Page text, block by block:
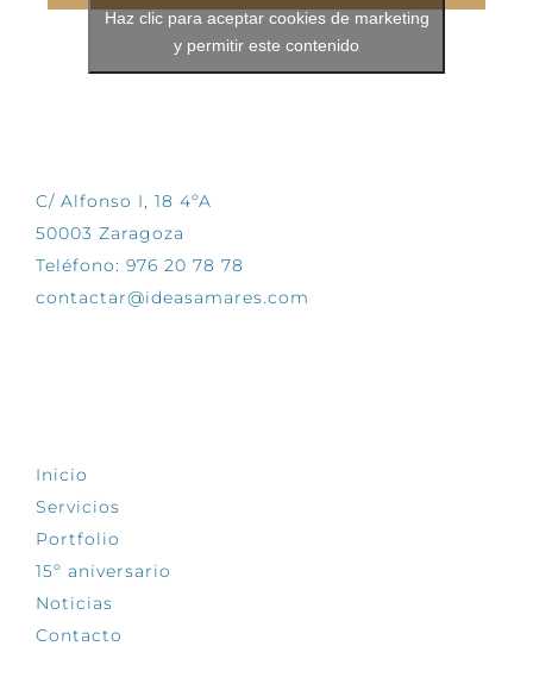
Haz clic para aceptar cookies de marketing
y permitir este contenido
C/ Alfonso I, 18 4ºA
50003 Zaragoza
Teléfono: 976 20 78 78
contactar@ideasamares.com
Inicio
Servicios
Portfolio
15º aniversario
Noticias
Contacto